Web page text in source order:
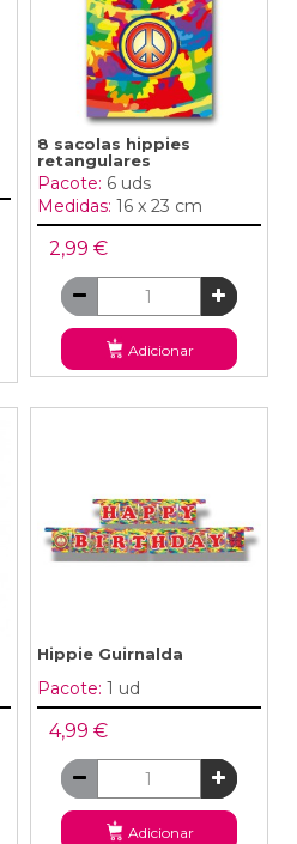
8 sacolas hippies
retangulares
Pacote: 6 uds
Medidas: 16 x 23 cm
2,99 €
Adicionar
Hippie Guirnalda
Pacote: 1 ud
4,99 €
Adicionar